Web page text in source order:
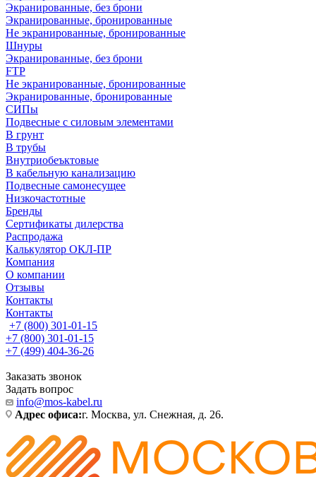
Экранированные, без брони
Экранированные, бронированные
Не экранированные, бронированные
Шнуры
Экранированные, без брони
FTP
Не экранированные, бронированные
Экранированные, бронированные
СИПы
Подвесные с силовым элементами
В грунт
В трубы
Внутриобеъктовые
В кабельную канализацию
Подвесные самонесущее
Низкочастотные
Бренды
Сертификаты дилерства
Распродажа
Калькулятор ОКЛ-ПР
Компания
О компании
Отзывы
Контакты
Контакты
+7 (800) 301-01-15
+7 (800) 301-01-15
+7 (499) 404-36-26
Заказать звонок
Задать вопрос
info@mos-kabel.ru
Адрес офиса:г. Москва, ул. Снежная, д. 26.